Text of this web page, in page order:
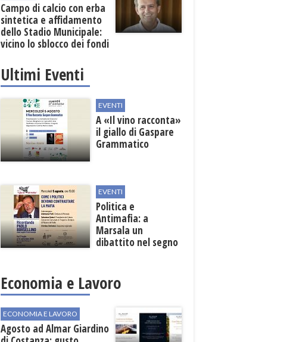
Campo di calcio con erba
sintetica e affidamento
dello Stadio Municipale:
vicino lo sblocco dei fondi
Ultimi Eventi
EVENTI
A «Il vino racconta»
il giallo di Gaspare
Grammatico
EVENTI
Politica e
Antimafia: a
Marsala un
dibattito nel segno
Economia e Lavoro
ECONOMIA E LAVORO
Agosto ad Almar Giardino